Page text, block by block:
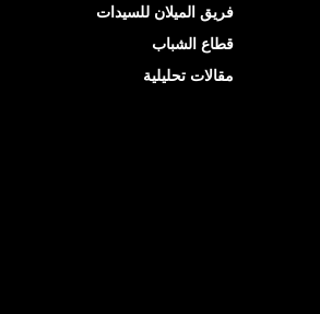
فريق الميلان للسيدات
قطاع الشباب
مقالات تحليلية